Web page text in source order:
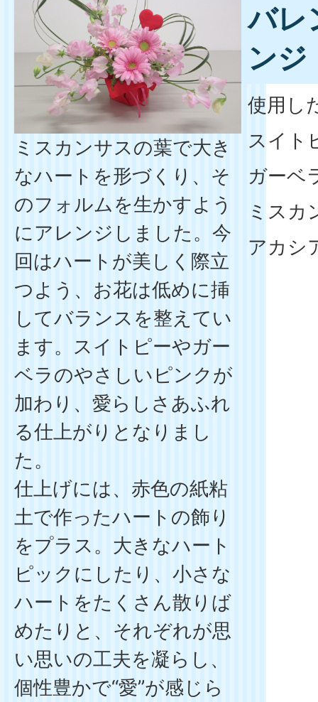
ミスカンサスの葉で大き
なハートを形づくり、そ
のフォルムを生かすよう
にアレンジしました。今
回はハートが美しく際立
つよう、お花は低めに挿
してバランスを整えてい
ます。スイトピーやガー
ベラのやさしいピンクが
加わり、愛らしさあふれ
る仕上がりとなりまし
た。
仕上げには、赤色の紙粘
土で作ったハートの飾り
をプラス。大きなハート
ピックにしたり、小さな
ハートをたくさん散りば
めたりと、それぞれが思
い思いの工夫を凝らし、
個性豊かで“愛”が感じら
バレ
ンジ
使用し
スイト
ガーベ
ミスカ
アカシ